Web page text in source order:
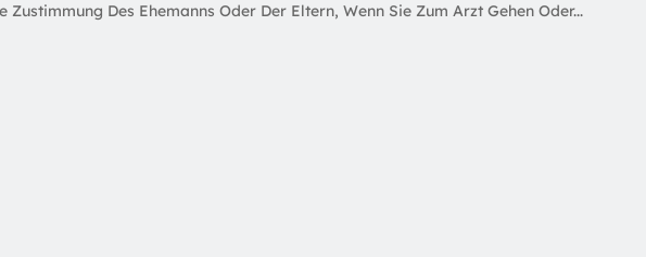
Des Ehemanns Oder Der Eltern, Wenn Sie Zum Arzt Gehen Oder...